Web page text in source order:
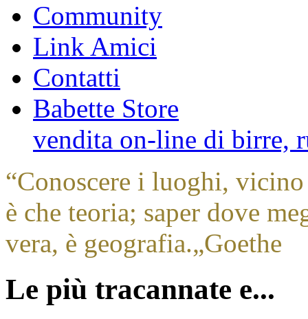
Community
Link Amici
Contatti
Babette Store
vendita on-line di birre,
“Conoscere i luoghi,
è che teoria; saper dove
vera, è geografia.„Goethe
Le più tracannate e...